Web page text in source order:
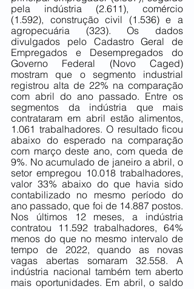
pela indústria (2.611), comércio
(1.592), construção civil (1.536) e a
agropecuária (323). Os dados
divulgados pelo Cadastro Geral de
Empregados e Desempregados do
Governo Federal (Novo Caged)
mostram que o segmento industrial
registrou alta de 22% na comparação
com abril do ano passado. Entre os
segmentos da indústria que mais
contrataram em abril estão alimentos,
1.061 trabalhadores. O resultado ficou
abaixo do esperado na comparação
com março deste ano, com queda de
9%. No acumulado de janeiro a abril, o
setor empregou 10.018 trabalhadores,
valor 33% abaixo do que havia sido
contabilizado no mesmo período do
ano passado, que foi de 14.887 postos.
Nos últimos 12 meses, a indústria
contratou 11.592 trabalhadores, 64%
menos do que no mesmo intervalo de
tempo de 2022, quando as novas
vagas abertas somaram 32.558. A
indústria nacional também tem aberto
mais oportunidades. Em abril, o saldo